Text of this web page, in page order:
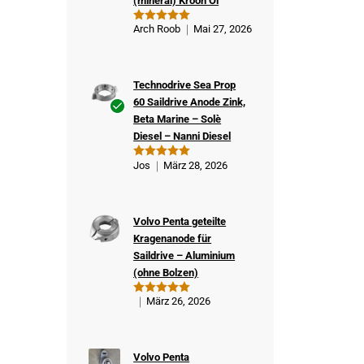
Bewertet
Arch Roob Mai 27, 2026
r
Bewertet
Technodrive Sea Prop
60 Saildrive Anode Zink,
Beta Marine – Solè
Diesel – Nanni Diesel
Jos März 28, 2026
Bewertet
Volvo Penta geteilte
Kragenanode für
Saildrive – Aluminium
(ohne Bolzen)
März 26, 2026
Volvo Penta